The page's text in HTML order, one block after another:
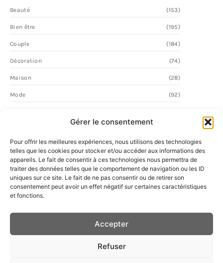
Gérer le consentement
Pour offrir les meilleures expériences, nous utilisons des technologies
telles que les cookies pour stocker et/ou accéder aux informations des
appareils. Le fait de consentir à ces technologies nous permettra de
traiter des données telles que le comportement de navigation ou les ID
uniques sur ce site. Le fait de ne pas consentir ou de retirer son
consentement peut avoir un effet négatif sur certaines caractéristiques
et fonctions.
Accepter
Refuser
Beauté (153)
Bien être (195)
Couple (184)
Décoration (74)
Maison (28)
Mode (92)